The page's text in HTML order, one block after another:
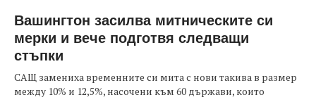
Вашингтон засилва митническите си
мерки и вече подготвя следващи
стъпки
САЩ замениха временните си мита с нови такива в размер
между 10% и 12,5%, насочени към 60 държави, които